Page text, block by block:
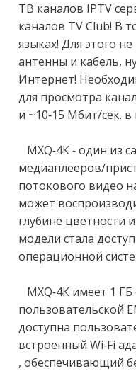
ТВ каналов IРТV
каналов ТV Сlub! В
языках! Для этого
антенны и кабель,
Интернет!
для просмотра
и ~10-15 Мбит/сек.
МХQ-4К - один из
медиаплееров/
потокового видео
может
глубине цветности
модели стала
операционной
МХQ-4К имеет 1 ГБ
пользовательской
доступна
встроенный Wi-Fi
, обеспечивающий